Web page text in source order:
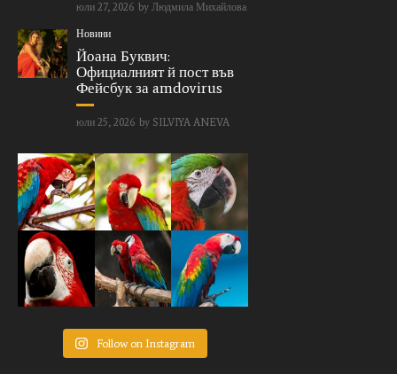
юли 27, 2026 by Людмила Михайлова
Новини
Йоана Буквич:
Официалният й пост във
Фейсбук за amdovirus
юли 25, 2026 by SILVIYA ANEVA
Follow on Instagram